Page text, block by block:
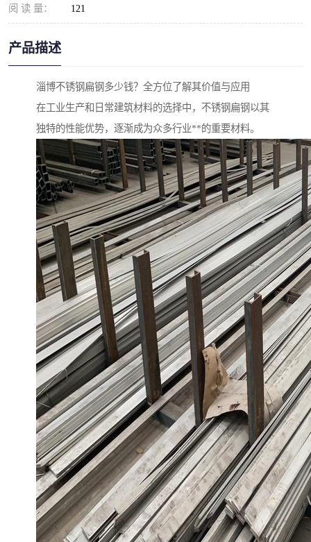
阅 读 量： 121
产品描述
淄博不锈钢扁钢多少钱？全方位了解其价值与应用
在工业生产和日常建筑材料的选择中，不锈钢扁钢以其
独特的性能优势，逐渐成为众多行业**的重要材料。